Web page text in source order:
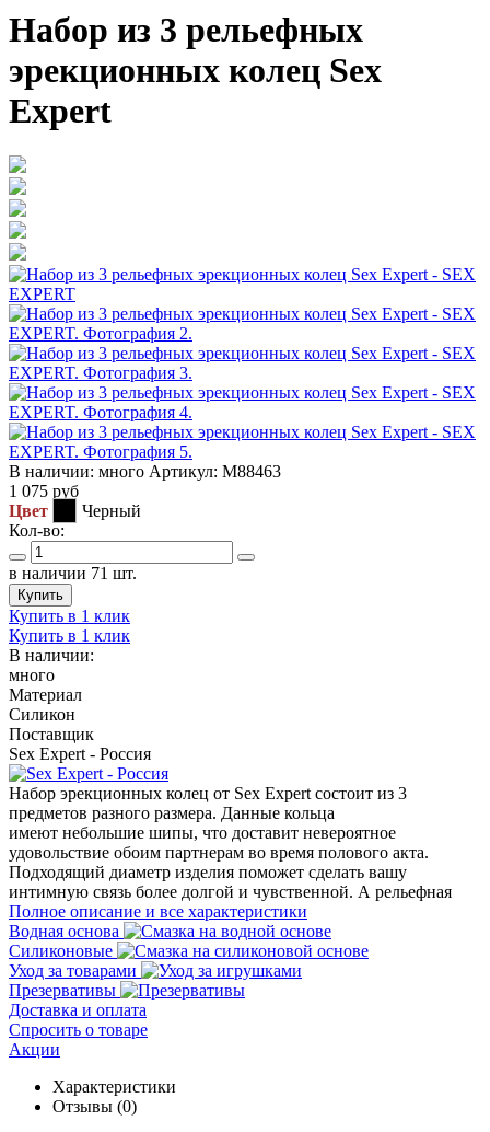
Набор из 3 рельефных
эрекционных колец Sex
Expert
В наличии: много Артикул: M88463
1 075 руб
Цвет
Черный
Кол-во:
в наличии 71 шт.
Купить
Купить в 1 клик
Купить в 1 клик
В наличии:
много
Материал
Силикон
Поставщик
Sex Expert - Россия
Набор эрекционных колец от Sex Expert состоит из 3
предметов разного размера. Данные кольца
имеют небольшие шипы, что доставит невероятное
удовольствие обоим партнерам во время полового акта.
Подходящий диаметр изделия поможет сделать вашу
интимную связь более долгой и чувственной. А рельефная
Полное описание и все характеристики
Водная основа
Силиконовые
Уход за товарами
Презервативы
Доставка и оплата
Спросить о товаре
Акции
Характеристики
Отзывы (0)